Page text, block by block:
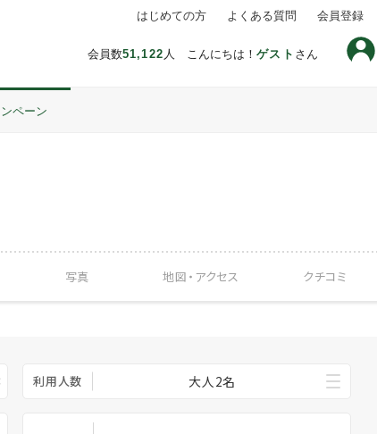
会員数51,122 人 こんにちは！ゲスト さん
はじめての方 よくある質問 会員登録
ペーン
写真 地図・ アクセス クチコミ
利用人数 大人2名